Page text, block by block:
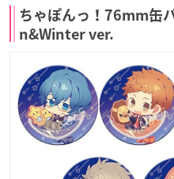
ちゃぽんっ！76mm缶
n&Winter ver.